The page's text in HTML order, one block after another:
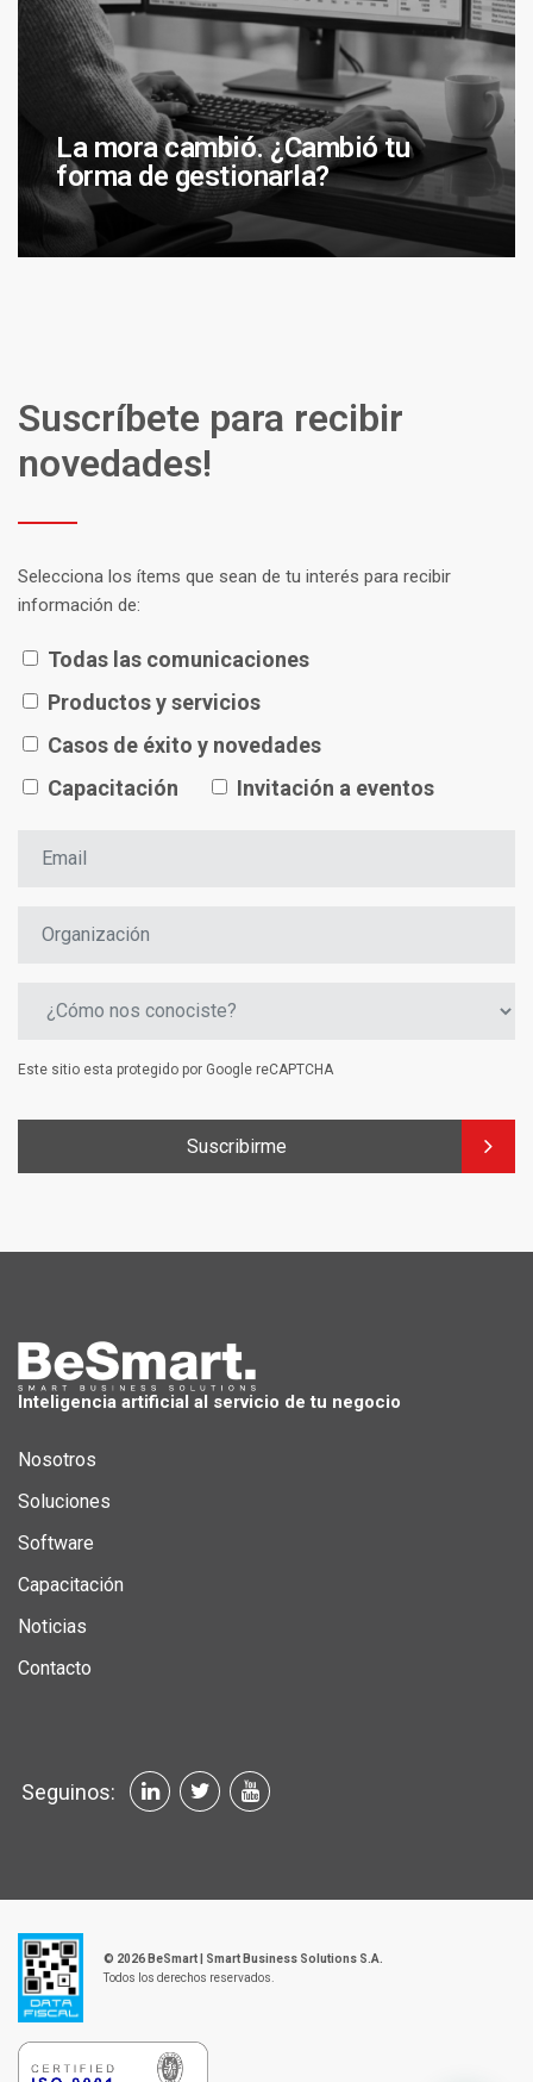
La mora cambió. ¿Cambió tu
forma de gestionarla?
Suscríbete para recibir
novedades!
Selecciona los ítems que sean de tu interés para recibir
información de:
Todas las comunicaciones
Productos y servicios
Casos de éxito y novedades
Capacitación
Invitación a eventos
Este sitio esta protegido por Google reCAPTCHA
Suscribirme
Inteligencia artificial al servicio de tu negocio
Nosotros
Soluciones
Software
Capacitación
Noticias
Contacto
Seguinos:
© 2026 BeSmart | Smart Business Solutions S.A.
Todos los derechos reservados.